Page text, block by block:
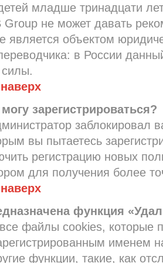
младше тринадцати
Group не может давать
является объектом
в России
зарегистрироваться?
заблокировал
вы пытаетесь
регистрацию новых
для получения более
функция
файлы cookies, которые
именем
функции, такие, как